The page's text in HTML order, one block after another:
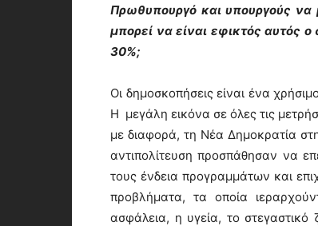
Πρωθυπουργό και υπουργούς να
μπορεί να είναι εφικτός αυτός
30%;
Οι δημοσκοπήσεις είναι ένα
Η μεγάλη εικόνα σε όλες τις
με διαφορά, τη Νέα Δημοκρατία
αντιπολίτευση προσπάθησαν να
τους ένδεια προγραμμάτων και
προβλήματα, τα οποία
ασφάλεια, η υγεία, το στεγαστικό